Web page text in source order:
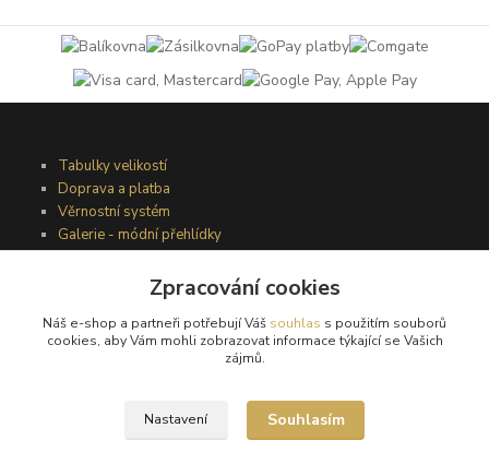
Tabulky velikostí
Doprava a platba
Věrnostní systém
Galerie - módní přehlídky
Obchodní podmínky
Zpracování cookies
Náš e-shop a partneři potřebují Váš souhlas s použitím souborů
cookies, aby Vám mohli zobrazovat informace týkající se Vašich
zájmů.
Nastavení Souhlasím